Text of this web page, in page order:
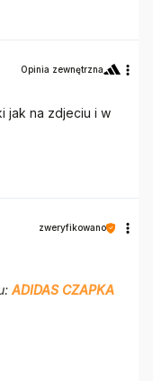
Opinia zewnętrzna
jak na zdjeciu i w
zweryfikowano
ADIDAS CZAPKA